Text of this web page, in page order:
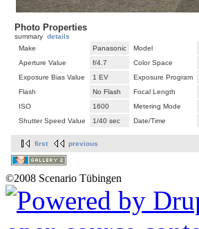
Photo Properties
summary details
Make
Panasonic Model
Aperture Value
f/4.7 Color Space
Exposure Bias Value
1 EV Exposure Program
Flash
No Flash Focal Length
ISO
1600 Metering Mode
Shutter Speed Value
1/40 sec Date/Time
first previous
©2008 Scenario Tübingen